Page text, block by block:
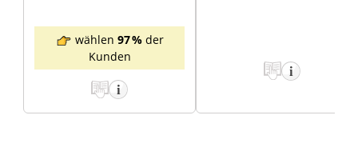
wählen 97 %der
Kunden